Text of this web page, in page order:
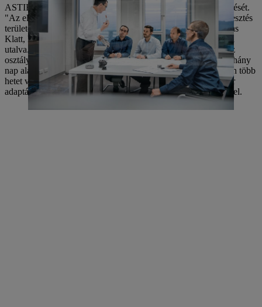
ASTIHL jól ismeri a karburátoros fűrészek építését és áttervezését.
"Az elmúlt években, például a méréstechnika és a szoftverfejlesztés
területén szerzett további szaktudásunk óriási" - jelenti Clemens
Klatt, különösen a szoftverfejlesztés koordinációs folyamataira
utalva. "Ezen a területen rendkívül integratívak vagyunk, és az
osztályok közötti interakció kulcsfontosságú." Ami ma már néhány
nap alatt megvalósítható a szoftverfejlesztés során, az korábban több
hetet vett igénybe. Ha a hardver a helyén van, akkor a szoftver
adaptálásával nagyon rövid időn belül jelentős fejlődés érhető el.